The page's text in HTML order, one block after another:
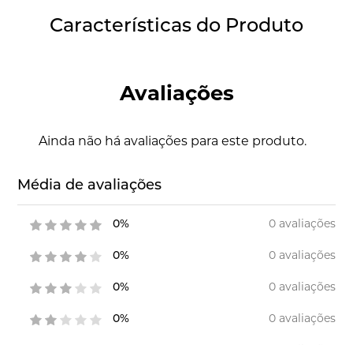
Características do Produto
Avaliações
Ainda não há avaliações para este produto.
Média de avaliações
0% 0 avaliações
0% 0 avaliações
0% 0 avaliações
0% 0 avaliações